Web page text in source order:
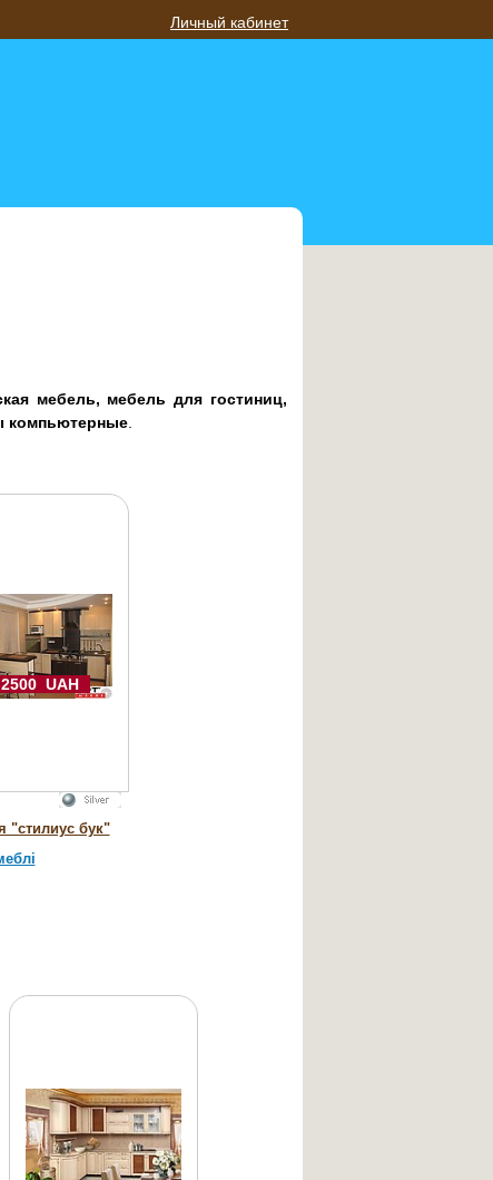
Личный кабинет
мебель, мебель для гостиниц,
компьютерные
2500 UAH
"стилиус бук"
10500 UAH